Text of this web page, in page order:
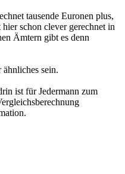
tausende Euronen plus,
schon clever gerechnet in
Ämtern gibt es denn
sein.
ist für Jedermann zum